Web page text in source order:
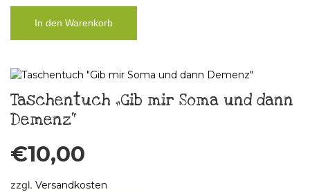
In den Warenkorb
Taschentuch „Gib mir Soma und dann
Demenz“
€10,00
zzgl. Versandkosten